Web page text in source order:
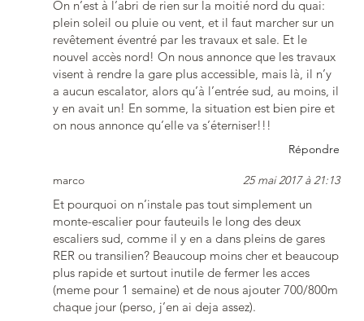
On n’est à l’abri de rien sur la moitié nord du quai:
plein soleil ou pluie ou vent, et il faut marcher sur un
revêtement éventré par les travaux et sale. Et le
nouvel accès nord! On nous annonce que les travaux
visent à rendre la gare plus accessible, mais là, il n’y
a aucun escalator, alors qu’à l’entrée sud, au moins, il
y en avait un! En somme, la situation est bien pire et
on nous annonce qu’elle va s’éterniser!!!
Répondre
marco 25 mai 2017 à 21:13
Et pourquoi on n’instale pas tout simplement un
monte-escalier pour fauteuils le long des deux
escaliers sud, comme il y en a dans pleins de gares
RER ou transilien? Beaucoup moins cher et beaucoup
plus rapide et surtout inutile de fermer les acces
(meme pour 1 semaine) et de nous ajouter 700/800m
chaque jour (perso, j’en ai deja assez).